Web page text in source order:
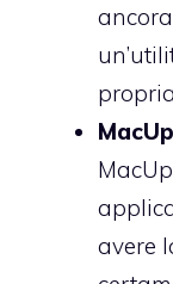
avere